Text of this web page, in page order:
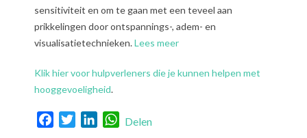
sensitiviteit en om te gaan met een teveel aan
prikkelingen door ontspannings-, adem- en
visualisatietechnieken.Lees meer
Klik hier voor hulpverleners die je kunnen helpen met
hooggevoeligheid.
FacebookTwitterLinkedInWhatsApp
Delen